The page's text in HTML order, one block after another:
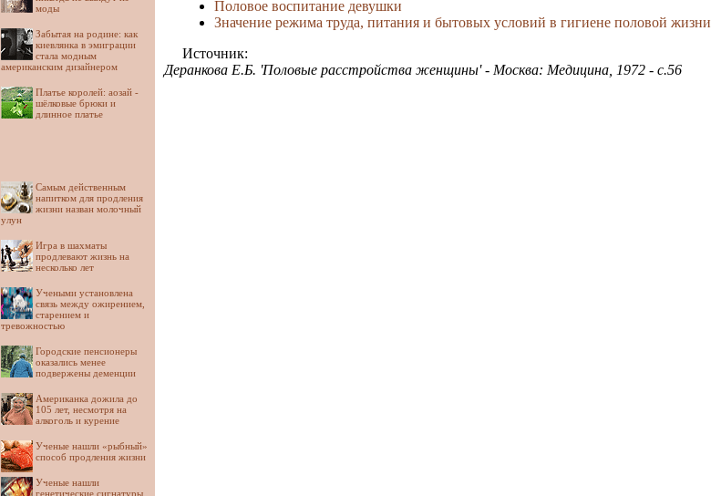
моды
Забытая на родине: как
киевлянка в эмиграции
стала модным
американским дизайнером
Платье королей: аозай -
шёлковые брюки и
длинное платье
Самым действенным
напитком для продления
жизни назван молочный
улун
Игра в шахматы
продлевают жизнь на
несколько лет
Учеными установлена
связь между ожирением,
старением и
тревожностью
Городские пенсионеры
оказались менее
подвержены деменции
Американка дожила до
105 лет, несмотря на
алкоголь и курение
Ученые нашли «рыбный»
способ продления жизни
Ученые нашли
генетические сигнатуры
Половое воспитание девушки
Значение режима труда, питания и бытовых условий в гигиене половой жизни
Источник:
Деранкова Е.Б. 'Половые расстройства женщины' - Москва: Медицина, 1972 - с.56